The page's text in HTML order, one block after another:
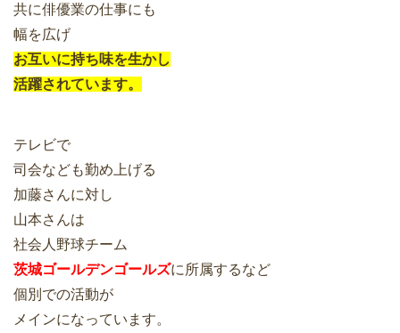
共に俳優業の仕事にも
幅を広げ
お互いに持ち味を生かし
活躍されています。
テレビで
司会なども勤め上げる
加藤さんに対し
山本さんは
社会人野球チーム
茨城ゴールデンゴールズに所属するなど
個別での活動が
メインになっています。